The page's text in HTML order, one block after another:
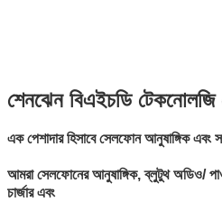
শেনঝেন বিএইচডি
এক পেশাদার হিসাবে সেলফোন আনুষাঙ্গিক
আমরা সেলফোনের আনুষাঙ্গিক, ব্লুটুথ অডিও/
চার্জার এবং